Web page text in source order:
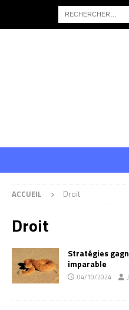
ACCUEIL Droit
Droit
Stratégies
imparable
04/10/2024